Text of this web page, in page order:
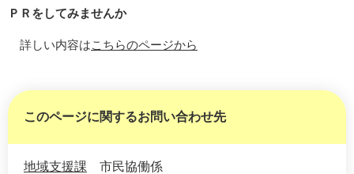
ＰＲをしてみませんか
詳しい内容はこちらのページから
このページに関するお問い合わせ先
地域支援課 市民協働係